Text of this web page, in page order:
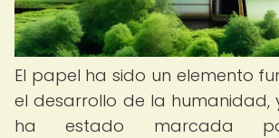
El papel ha sido un elemento
el desarrollo de la humanidad,
ha estado marcada